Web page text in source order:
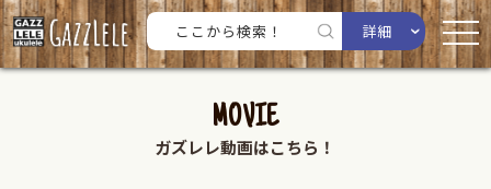
詳細
MOVIE
ガズレレ動画はこちら！